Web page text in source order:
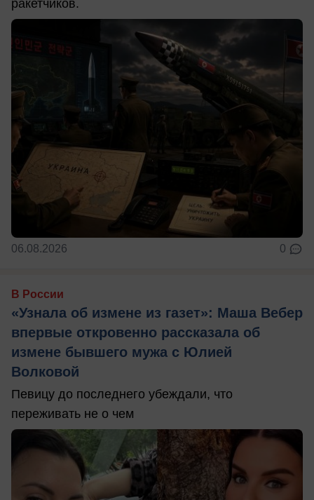
ракетчиков.
06.08.2026 0
В России
«Узнала об измене из газет»: Маша Вебер
впервые откровенно рассказала об
измене бывшего мужа с Юлией
Волковой
Певицу до последнего убеждали, что
переживать не о чем